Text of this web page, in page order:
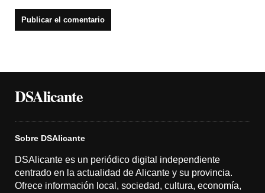
DSAlicante
Sobre DSAlicante
DSAlicante es un periódico digital independiente
centrado en la actualidad de Alicante y su provincia.
Ofrece información local, sociedad, cultura, economía,